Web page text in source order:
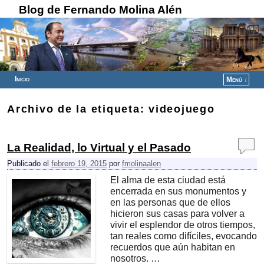
Blog de Fernando Molina Alén
Inicio
Menú ↓
Archivo de la etiqueta:videojuego
La Realidad, lo Virtual y el Pasado
Publicado el febrero 19, 2015 por fmolinaalen
El alma de esta ‪ciudad‬ está
encerrada en sus ‪monumentos‬ y
en las personas que de ellos
hicieron sus ‪casas‬ para volver a
vivir el esplendor de otros tiempos,
tan reales como difíciles, evocando
recuerdos que aún habitan en
nosotros. …